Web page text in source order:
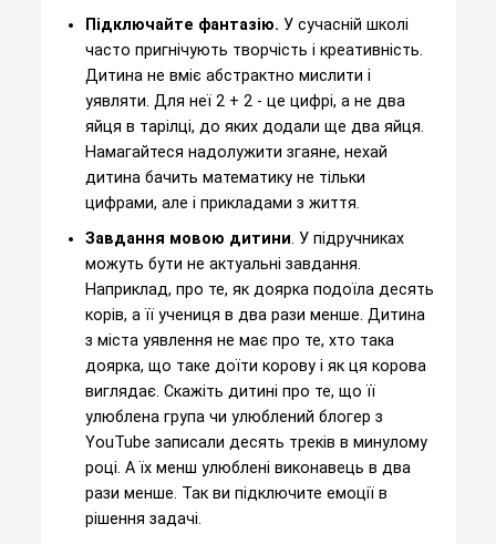
Підключайте фантазію. У сучасній школі
часто пригнічують творчість і креативність.
Дитина не вміє абстрактно мислити і
уявляти. Для неї 2 + 2 - це цифрі, а не два
яйця в тарілці, до яких додали ще два яйця.
Намагайтеся надолужити згаяне, нехай
дитина бачить математику не тільки
цифрами, але і прикладами з життя.
Завдання мовою дитини. У підручниках
можуть бути не актуальні завдання.
Наприклад, про те, як доярка подоїла десять
корів, а її учениця в два рази менше. Дитина
з міста уявлення не має про те, хто така
доярка, що таке доїти корову і як ця корова
виглядає. Скажіть дитині про те, що її
улюблена група чи улюблений блогер з
YouTube записали десять треків в минулому
році. А їх менш улюблені виконавець в два
рази менше. Так ви підключите емоції в
рішення задачі.